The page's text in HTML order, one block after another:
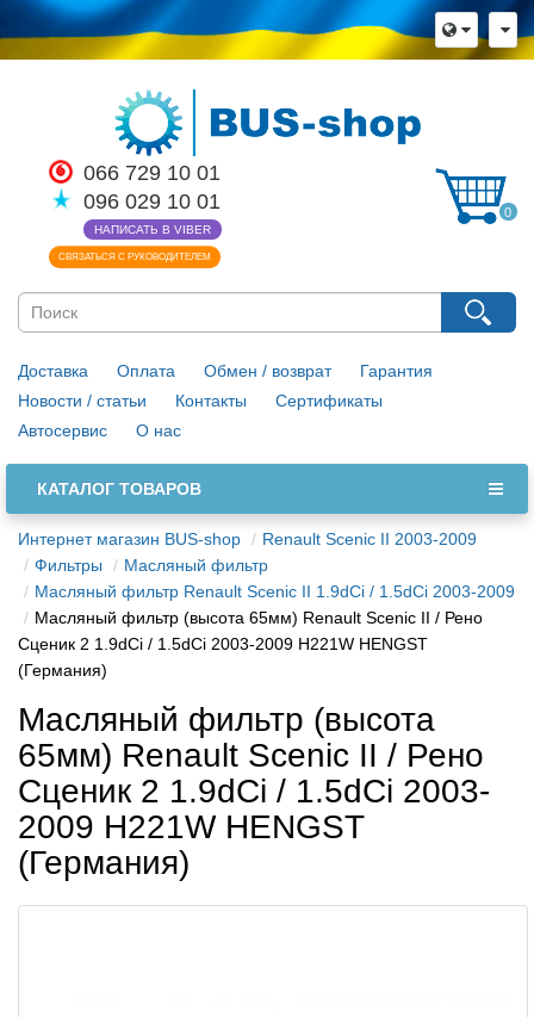
066 729 10 01
096 029 10 01
НАПИСАТЬ В VIBER
СВЯЗАТЬСЯ С РУКОВОДИТЕЛЕМ
0
Доставка Оплата Обмен / возврат
Гарантия
Новости / статьи
Контакты
Сертификаты
Автосервис
О нас
КАТАЛОГ ТОВАРОВ
Интернет магазин BUS-shop
Renault Scenic II 2003-2009
Фильтры
Масляный фильтр
Масляный фильтр Renault Scenic II 1.9dCi / 1.5dCi 2003-2009
Масляный фильтр (высота 65мм) Renault Scenic II / Рено
Сценик 2 1.9dCi / 1.5dCi 2003-2009 H221W HENGST
(Германия)
Масляный фильтр (высота
65мм) Renault Scenic II / Рено
Сценик 2 1.9dCi / 1.5dCi 2003-
2009 H221W HENGST
(Германия)